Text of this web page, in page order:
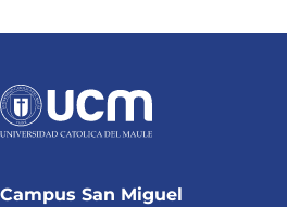
Campus San Miguel